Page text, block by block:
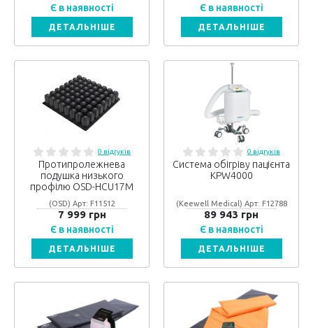
Є в наявності
ДЕТАЛЬНІШЕ
Є в наявності
ДЕТАЛЬНІШЕ
0 відгуків
Протипролежнева
подушка низького
профілю OSD-HCU17M
(OSD) Арт: F11512
7 999 грн
Є в наявності
ДЕТАЛЬНІШЕ
0 відгуків
Система обігріву пацієнта
KPW4000
(Keewell Medical) Арт: F12788
89 943 грн
Є в наявності
ДЕТАЛЬНІШЕ